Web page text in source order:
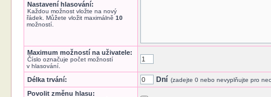
Nastavení hlasování:
Každou možnost vložte na nový
řádek. Můžete vložit maximálně10
možností.
Maximum možností na uživatele:
Číslo označuje počet možností
v hlasování.
Délka trvání: Dní (zadejte 0 nebo nevyplňujte pro
Povolit změnu hlasu: